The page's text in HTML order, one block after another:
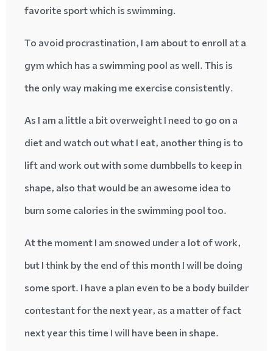
favorite sport which is swimming.
To avoid procrastination, I am about to enroll at a
gym which has a swimming pool as well. This is
the only way making me exercise consistently.
As I am a little a bit overweight I need to go on a
diet and watch out what I eat, another thing is to
lift and work out with some dumbbells to keep in
shape, also that would be an awesome idea to
burn some calories in the swimming pool too.
At the moment I am snowed under a lot of work,
but I think by the end of this month I will be doing
some sport. I have a plan even to be a body builder
contestant for the next year, as a matter of fact
next year this time I will have been in shape.